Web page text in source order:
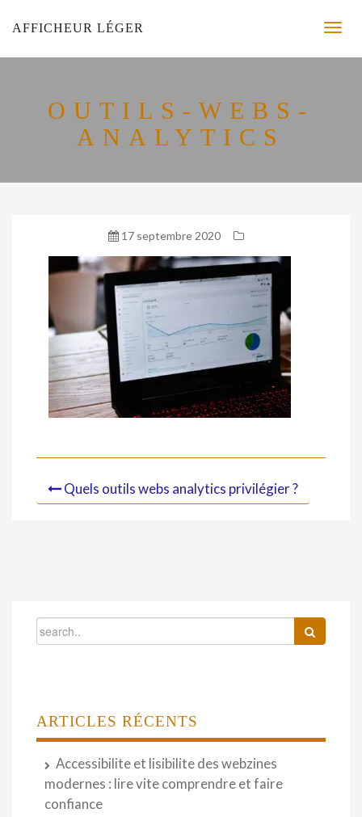
AFFICHEUR LÉGER
OUTILS-WEBS-
ANALYTICS
17 septembre 2020
Quels outils webs analytics privilégier ?
ARTICLES RÉCENTS
Accessibilite et lisibilite des webzines
modernes : lire vite comprendre et faire
confiance